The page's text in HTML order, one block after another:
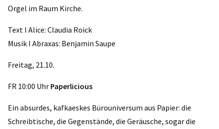
Orgel im Raum Kirche.
Text I Alice: Claudia Roick
Musik I Abraxas: Benjamin Saupe
Freitag, 21.10.
FR 10:00 Uhr Paperlicious
Ein absurdes, kafkaeskes Bürouniversum aus Papier: die
Schreibtische, die Gegenstände, die Geräusche, sogar die